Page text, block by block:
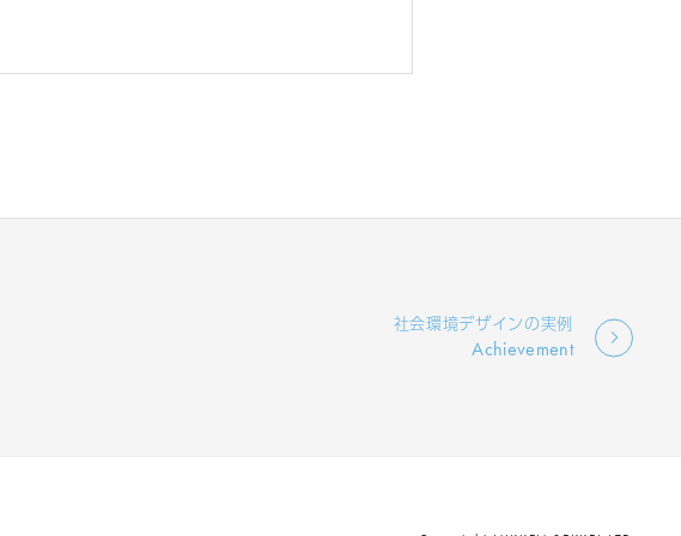
社会環境デザインの実例
Achievement